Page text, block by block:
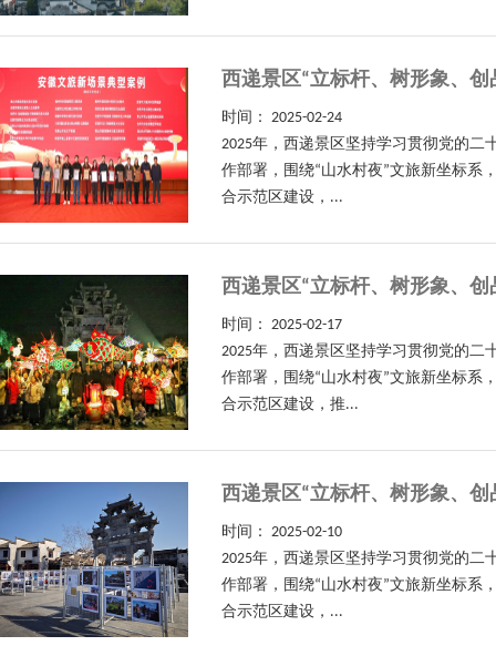
西递景区“立标杆、树形象、
时间： 2025-02-24
2025年，西递景区坚持学习贯彻党的
作部署，围绕“山水村夜”文旅新坐标系
合示范区建设，...
西递景区“立标杆、树形象、
时间： 2025-02-17
2025年，西递景区坚持学习贯彻党的
作部署，围绕“山水村夜”文旅新坐标系
合示范区建设，推...
西递景区“立标杆、树形象、
时间： 2025-02-10
2025年，西递景区坚持学习贯彻党的
作部署，围绕“山水村夜”文旅新坐标系
合示范区建设，...